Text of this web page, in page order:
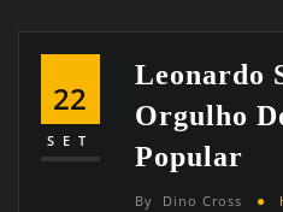
22
SET
Leonardo
Orgulho
Popular
By Dino Cross